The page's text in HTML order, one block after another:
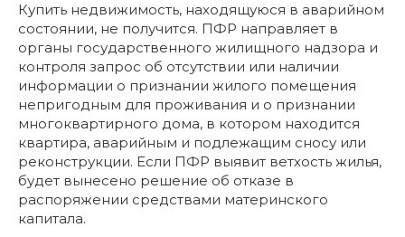
Купить недвижимость, находящуюся в аварийном
состоянии, не получится. ПФР направляет в
органы государственного жилищного надзора и
контроля запрос об отсутствии или наличии
информации о признании жилого помещения
непригодным для проживания и о признании
многоквартирного дома, в котором находится
квартира, аварийным и подлежащим сносу или
реконструкции. Если ПФР выявит ветхость жилья,
будет вынесено решение об отказе в
распоряжении средствами материнского
капитала.